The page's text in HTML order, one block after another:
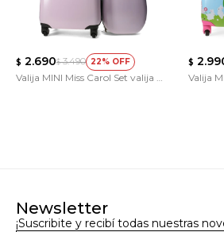
$ 2.690$ 3.490 22
Valija MINI Miss Carol Set valija y
$
Valija
Newsletter
¡Suscribite y recibí todas nuestras